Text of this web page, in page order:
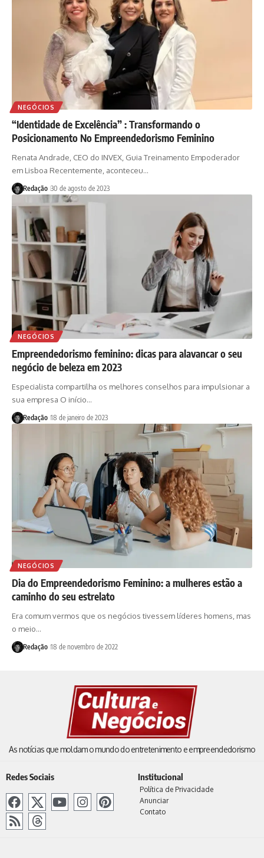
NEGÓCIOS
“Identidade de Excelência” : Transformando o
Posicionamento No Empreendedorismo Feminino
Renata Andrade, CEO do INVEX, Guia Treinamento Empoderador
em Lisboa Recentemente, aconteceu…
Redação 30 de agosto de 2023
NEGÓCIOS
Empreendedorismo feminino: dicas para alavancar o seu
negócio de beleza em 2023
Especialista compartilha os melhores conselhos para impulsionar a
sua empresa O início…
Redação 18 de janeiro de 2023
NEGÓCIOS
Dia do Empreendedorismo Feminino: a mulheres estão a
caminho do seu estrelato
Era comum vermos que os negócios tivessem líderes homens, mas
o meio…
Redação 18 de novembro de 2022
As notícias que moldam o mundo do entretenimento e empreendedorismo
Redes Sociais Institucional
Política de Privacidade
Anunciar
Contato